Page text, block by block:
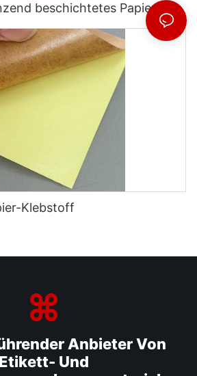
beschichtetes Papier
Klebstoff
Anbieter Von
Etikett- Und